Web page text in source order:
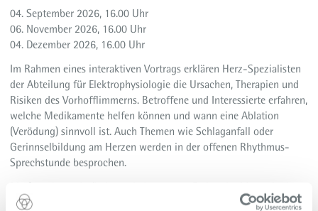
04. September 2026, 16.00 Uhr
06. November 2026, 16.00 Uhr
04. Dezember 2026, 16.00 Uhr
Im Rahmen eines interaktiven Vortrags erklären Herz-Spezialisten
der Abteilung für Elektrophysiologie die Ursachen, Therapien und
Risiken des Vorhofflimmerns. Betroffene und Interessierte erfahren,
welche Medikamente helfen können und wann eine Ablation
(Verödung) sinnvoll ist. Auch Themen wie Schlaganfall oder
Gerinnselbildung am Herzen werden in der offenen Rhythmus-
Sprechstunde besprochen.
Die Sprechstunde findet an jedem ersten Freitag im Monat in der
Zeit